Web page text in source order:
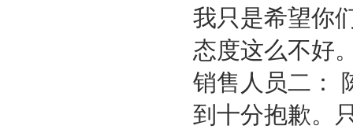
我只是希望你
态度这么不好
销售人员二：
到十分抱歉。